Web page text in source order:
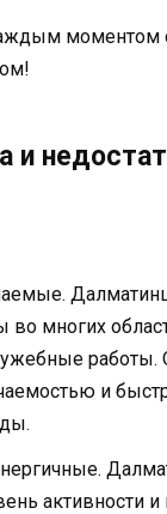
и
во многих
работы.
и
активности